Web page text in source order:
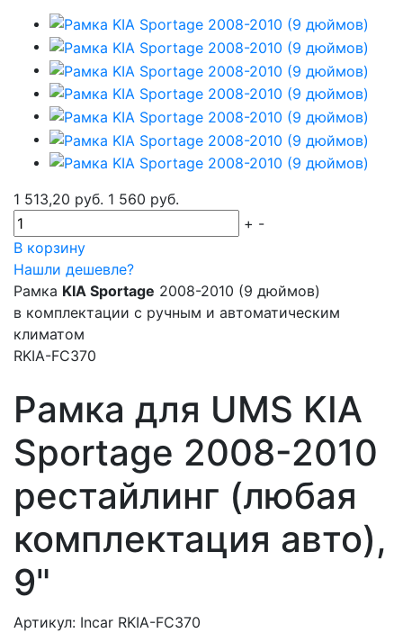
1 513,20 руб. 1 560 руб.
+ -
В корзину
Нашли дешевле?
Рамка KIA Sportage 2008-2010 (9 дюймов)
в комплектации с ручным и автоматическим
климатом
RKIA-FC370
Рамка для UMS KIA
Sportage 2008-2010
рестайлинг (любая
комплектация авто),
9"
Артикул: Incar RKIA-FC370